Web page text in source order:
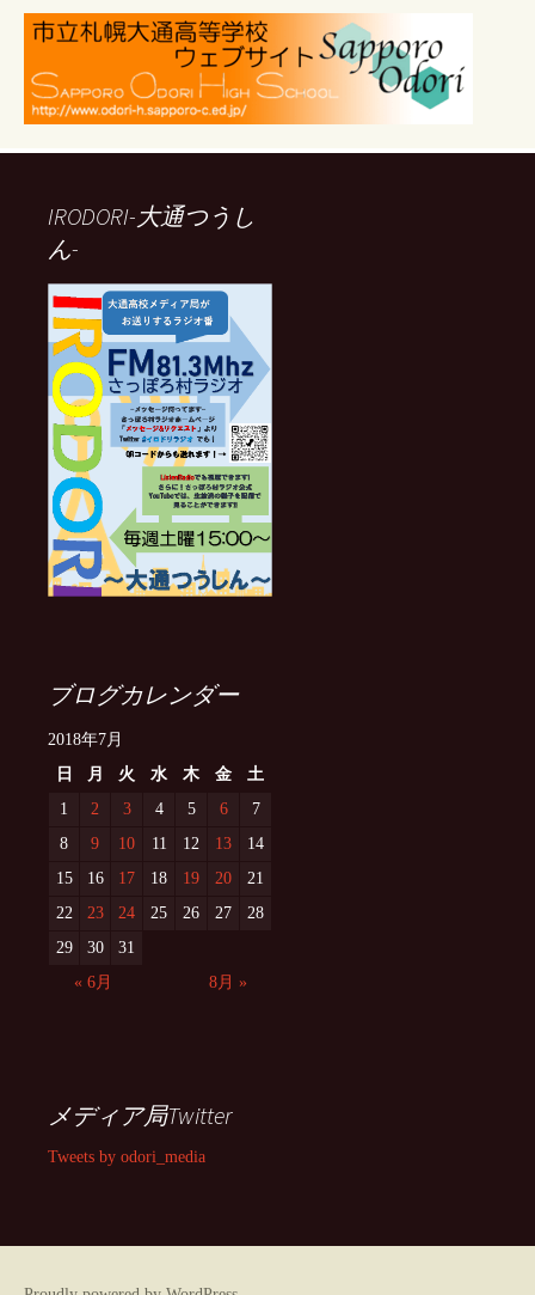
IRODORI-大通つうし
ん-
ブログカレンダー
2018年7月
日
月 火 水 木 金
土
1
2 3 4 5 6
7
8
9 10 11 12 13
14
15
16 17 18 19 20
21
22
23 24 25 26 27
28
29
30
31
« 6月
8月 »
メディア局Twitter
Tweets by odori_media